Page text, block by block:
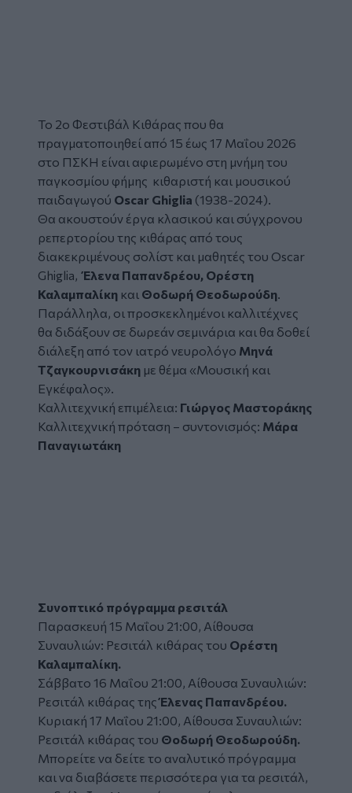
Το 2ο Φεστιβάλ Κιθάρας που θα
πραγματοποιηθεί από 15 έως 17 Μαΐου 2026
στο ΠΣΚΗ είναι αφιερωμένο στη μνήμη του
παγκοσμίου φήμης κιθαριστή και μουσικού
παιδαγωγού Oscar Ghiglia (1938-2024).
Θα ακουστούν έργα κλασικού και σύγχρονου
ρεπερτορίου της κιθάρας από τους
διακεκριμένους σολίστ και μαθητές του Oscar
Ghiglia,Έλενα Παπανδρέου, Ορέστη
Καλαμπαλίκη και Θοδωρή Θεοδωρούδη.
Παράλληλα, οι προσκεκλημένοι καλλιτέχνες
θα διδάξουν σε δωρεάν σεμινάρια και θα δοθεί
διάλεξη από τον ιατρό νευρολόγο Μηνά
Τζαγκουρνισάκη με θέμα «Μουσική και
Εγκέφαλος».
Καλλιτεχνική επιμέλεια: Γιώργος Μαστοράκης
Καλλιτεχνική πρόταση – συντονισμός: Μάρα
Παναγιωτάκη
Συνοπτικό πρόγραμμα ρεσιτάλ
Παρασκευή 15 Μαΐου 21:00, Αίθουσα
Συναυλιών: Ρεσιτάλ κιθάρας του Ορέστη
Καλαμπαλίκη.
Σάββατο 16 Μαΐου 21:00, Αίθουσα Συναυλιών:
Ρεσιτάλ κιθάρας τηςΈλενας Παπανδρέου.
Κυριακή 17 Μαΐου 21:00, Αίθουσα Συναυλιών:
Ρεσιτάλ κιθάρας του Θοδωρή Θεοδωρούδη.
Μπορείτε να δείτε το αναλυτικό πρόγραμμα
και να διαβάσετε περισσότερα για τα ρεσιτάλ,